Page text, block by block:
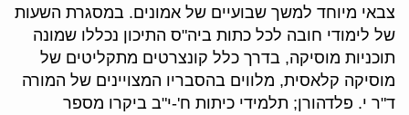
צבאי מיוחד למשך שבועיים של אמונים. במסגרת השעות
של לימודי חובה לכל כתות ביה"ס התיכון נכללו שמונה
תוכניות מוסיקה, בדרך כלל קונצרטים מתקליטים של
מוסיקה קלאסית, מלווים בהסבריו המצויינים של המורה
ד"ר י. פלדהורן; תלמידי כיתות ח'-י"ב ביקרו מספר